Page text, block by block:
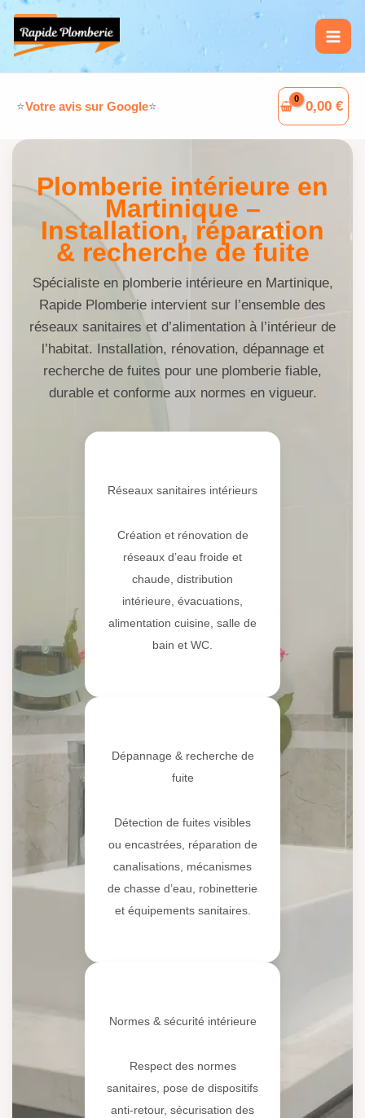
Aller
contenu
⭐Votre avis sur Google⭐ 0,00 €
L
i
I
F
a
o
k
h
a
p
o
Plomberie intérieure en
Martinique –
Installation, réparation
& recherche de fuite
Spécialiste en plomberie intérieure en Martinique,
Rapide Plomberie intervient sur l’ensemble des
réseaux sanitaires et d’alimentation à l’intérieur de
l’habitat. Installation, rénovation, dépannage et
recherche de fuites pour une plomberie fiable,
durable et conforme aux normes en vigueur.
Réseaux sanitaires intérieurs
Création et rénovation de
réseaux d’eau froide et
chaude, distribution
intérieure, évacuations,
alimentation cuisine, salle de
bain et WC.
Dépannage & recherche de
fuite
Détection de fuites visibles
ou encastrées, réparation de
canalisations, mécanismes
de chasse d’eau, robinetterie
et équipements sanitaires.
Normes & sécurité intérieure
Respect des normes
sanitaires, pose de dispositifs
anti-retour, sécurisation des